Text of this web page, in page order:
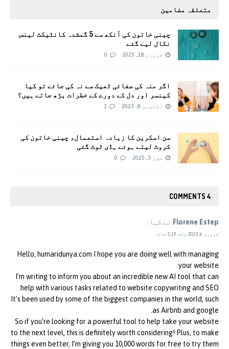
متعلقہ مضامین
چینی خاتون کی آنکھ سے 5 گمشدہ کانٹیکٹ لینس
نکال لیے گئے
فروری 18, 2025 0
اگر منہ کی صفائی ٹھیک سے نہ کی جائے تو کیا
کینسر اور دل کے دورے کے خطرات بڑھ جاتے ہیں؟
اکتوبر 8, 2023 1
سن اسکرین کا زیادہ استعمال، چینی خاتون کی
کروٹ لیتے ہوئے ہڈی ٹوٹ گئی
جون 3, 2025 0
4 COMMENTS
Florene Estep نے کہا:
فروری 6, 2023 وقت 1:19 شام
Hello, humaridunya.com I hope you are doing well with managing
your website.
I’m writing to inform you about an incredible new AI tool that can
help with various tasks related to website copywriting and SEO.
It’s been used by some of the biggest companies in the world, such
as Airbnb and google.
So if you’re looking for a powerful tool to help take your website
to the next level, this is definitely worth considering! Plus, to make
things even better, I’m giving you 10,000 words for free to try them